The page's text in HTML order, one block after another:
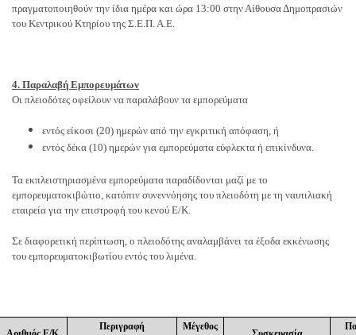
πραγματοποιηθούν την ίδια ημέρα και ώρα 13:00 στην Αίθουσα Δημοπρασιών
του Κεντρικού Κτηρίου της Σ.Ε.Π. Α.Ε.
4. Παραλαβή Εμπορευμάτων
Οι πλειοδότες οφείλουν να παραλάβουν τα εμπορεύματα
εντός είκοσι (20) ημερών από την εγκριτική απόφαση, ή
εντός δέκα (10) ημερών για εμπορεύματα εύφλεκτα ή επικίνδυνα.
Τα εκπλειστηριασμένα εμπορεύματα παραδίδονται μαζί με το
εμπορευματοκιβώτιο, κατόπιν συνεννόησης του πλειοδότη με τη ναυτιλιακή
εταιρεία για την επιστροφή του κενού Ε/Κ.
Σε διαφορετική περίπτωση, ο πλειοδότης αναλαμβάνει τα έξοδα εκκένωσης
του εμπορευματοκιβωτίου εντός του λιμένα.
Περιγραφή
Μέγεθος